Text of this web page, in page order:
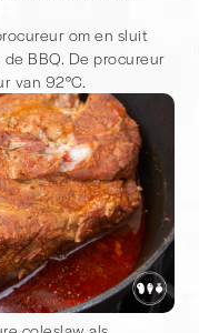
om en sluit
BBQ. De procureur
van 92°C.